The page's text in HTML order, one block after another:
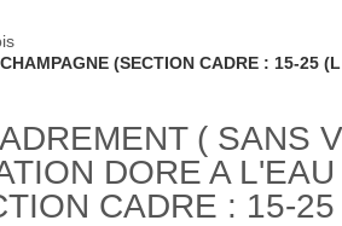
(SECTION CADRE : 15-25
( SANS
DORE A
CADRE : 15-